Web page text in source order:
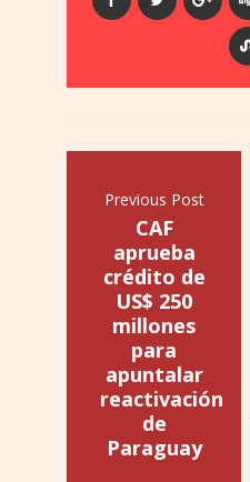
Previous Post
CAF
aprueba
crédito de
US$ 250
millones
para
apuntalar
reactivación
de
Paraguay